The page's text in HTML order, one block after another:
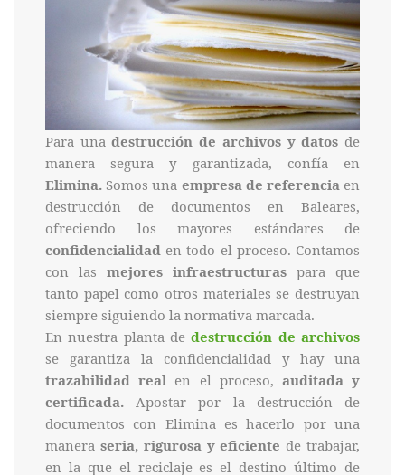
Para unadestrucción de archivos y datos de
manera segura y garantizada, confía en
Elimina. Somos una empresa de referenciaen
destrucción de documentos en Baleares,
ofreciendo los mayores estándares de
confidencialidad en todo el proceso. Contamos
con las mejores infraestructuras para que
tanto papel como otros materiales se destruyan
siempre siguiendo la normativa marcada.
En nuestra planta de destrucción de archivos
se garantiza la confidencialidad y hay una
trazabilidad real en el proceso, auditada y
certificada. Apostar por la destrucción de
documentos con Elimina es hacerlo por una
manera seria, rigurosa y eficiente de trabajar,
en la que el reciclaje es el destino último de